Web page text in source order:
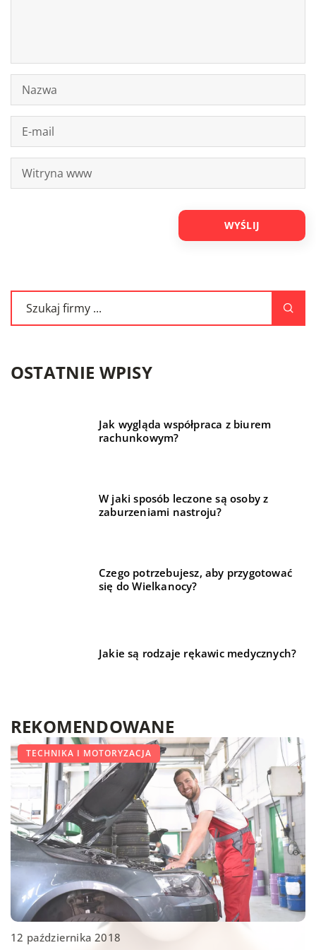
OSTATNIE WPISY
Jak wygląda współpraca z biurem
rachunkowym?
W jaki sposób leczone są osoby z
zaburzeniami nastroju?
Czego potrzebujesz, aby przygotować
się do Wielkanocy?
Jakie są rodzaje rękawic medycznych?
REKOMENDOWANE
LIFE & STYLE
LIFE & STYLE
TECHNIKA I MOTORYZACJA
12 października 2018